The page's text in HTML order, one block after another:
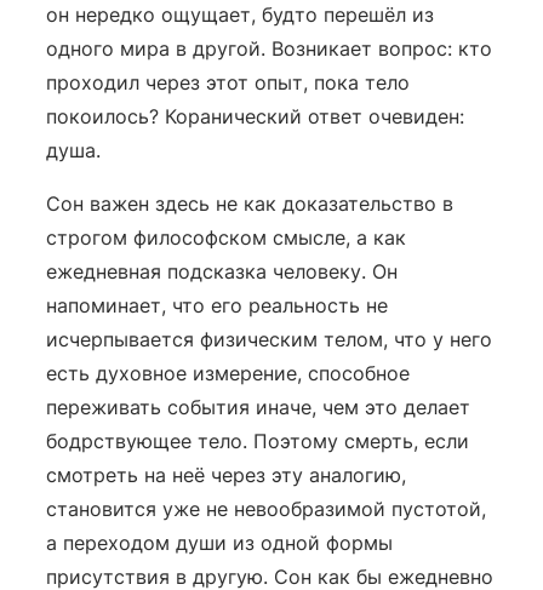
он нередко ощущает, будто перешёл из
одного мира в другой. Возникает вопрос: кто
проходил через этот опыт, пока тело
покоилось? Коранический ответ очевиден:
душа.
Сон важен здесь не как доказательство в
строгом философском смысле, а как
ежедневная подсказка человеку. Он
напоминает, что его реальность не
исчерпывается физическим телом, что у него
есть духовное измерение, способное
переживать события иначе, чем это делает
бодрствующее тело. Поэтому смерть, если
смотреть на неё через эту аналогию,
становится уже не невообразимой пустотой,
а переходом души из одной формы
присутствия в другую. Сон как бы ежедневно